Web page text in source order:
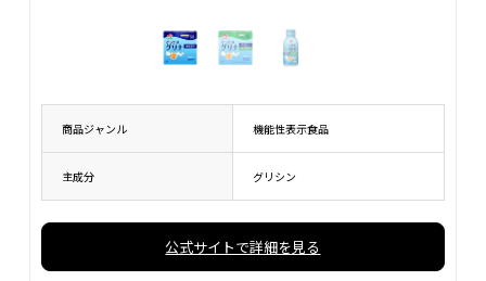
商品ジャンル 機能性表示食品
主成分 グリシン
公式サイトで詳細を見る